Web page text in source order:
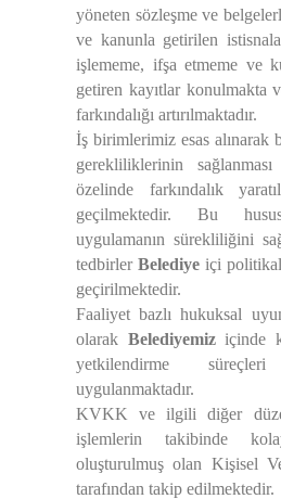
yöneten sözleşme ve
ve kanunla getirilen
işlememe, ifşa etmeme ve
getiren kayıtlar konulmakta
farkındalığı artırılmaktadır.
İş birimlerimiz esas alınarak
gerekliliklerinin
özelinde farkındalık
geçilmektedir. Bu
uygulamanın sürekliliğini
tedbirler Belediye içi
geçirilmektedir.
Faaliyet bazlı hukuksal
olarak Belediyemiziçinde
yetkilendirme
uygulanmaktadır.
KVKK ve ilgili diğer
işlemlerin takibinde
oluşturulmuş olan Kişisel
tarafından takip edilmektedir.